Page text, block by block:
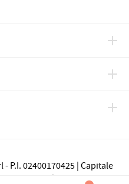
P.I. 02400170425 | Capitale
n. 184511 |